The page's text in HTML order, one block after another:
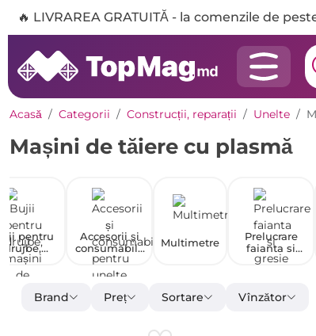
🔥 LIVRAREA GRATUITĂ - la comenzile de
Acasă Categorii Construcții, reparații Unelte
Mașini de tăiere cu plasmă
pentru
drujbe,
de
iarba și
cu
Accesorii și
consumabile
pentru
unelte
Multimetre
Prelucrare
faianta si
gresie
Brand Preț Sortare Vînzător